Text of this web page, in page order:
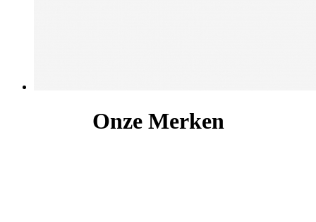
Onze Merken